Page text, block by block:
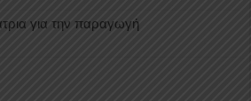
για την παραγωγή